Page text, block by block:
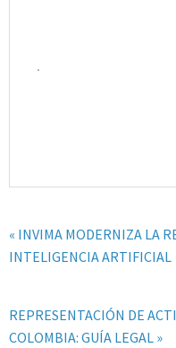
.
« INVIMA MODERNIZA LA
INTELIGENCIA ARTIFICIAL
REPRESENTACIÓN DE
COLOMBIA: GUÍA LEGAL »